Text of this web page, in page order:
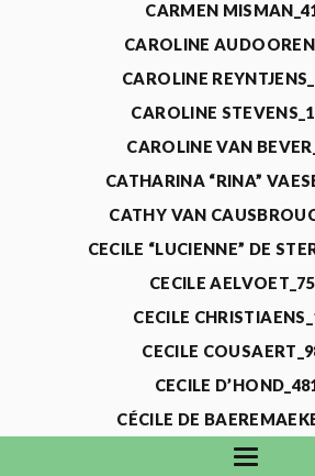
CARMEN
CAROLINE
CAROLINE
CAROLINE
CAROLINE VAN
CATHARINA “RINA”
CATHY VAN
CECILE “LUCIENNE” DE
CECILE
CECILE
CECILE
CECILE
CÉCILE DE
CECILE DE